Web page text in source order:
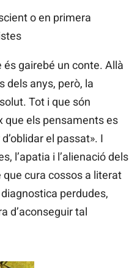
o en primera
és gairebé un conte. Allà
dels anys, però, la
Tot i que són
que els pensaments es
el passat». I
l’apatia i l’alienació dels
cura cossos a literat
perdudes,
d’aconseguir tal